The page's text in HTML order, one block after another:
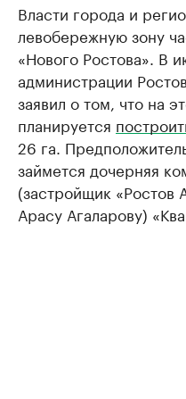
Власти города и
левобережную зону
«Нового Ростова». В
администрации
заявил о том, что на
планируется
26 га.
займется дочерняя
(застройщик «Ростов
Арасу Агаларову)